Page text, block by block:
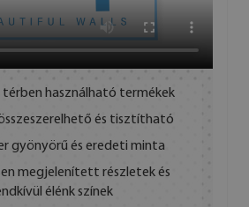
használható termékek
és tisztítható
gyönyörű és eredeti minta
megjelenített részletek és
élénk színek